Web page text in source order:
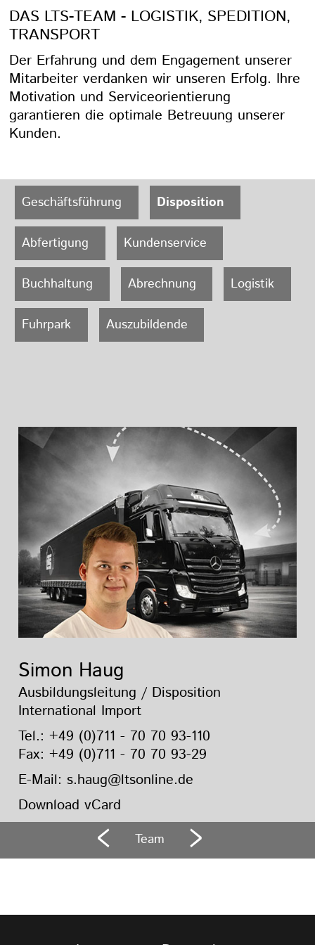
DAS LTS-TEAM - LOGISTIK, SPEDITION,
TRANSPORT
Der Erfahrung und dem Engagement unserer
Mitarbeiter verdanken wir unseren Erfolg. Ihre
Motivation und Serviceorientierung
garantieren die optimale Betreuung unserer
Kunden.
Geschäftsführung Disposition
Abfertigung Kundenservice
Buchhaltung Abrechnung Logistik
Fuhrpark Auszubildende
Simon Haug
Ausbildungsleitung / Disposition
International Import
Tel.:+49 (0)711 - 70 70 93-110
Fax: +49 (0)711 - 70 70 93-29
E-Mail:s.haug@ltsonline.de
Download vCard
Team